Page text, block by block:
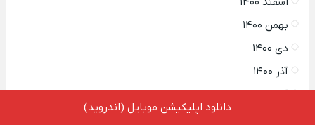
بهمن ۱۴۰۰
دی ۱۴۰۰
آذر ۱۴۰۰
دانلود اپلیکیشن موبایل (اندروید)